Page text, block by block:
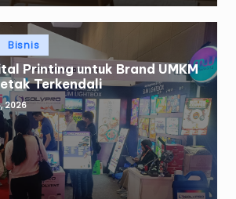
Bisnis
Printing untuk Brand UMKM
Terkendali
2026